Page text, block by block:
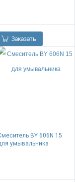
Заказать
BY 606N 15
умывальника